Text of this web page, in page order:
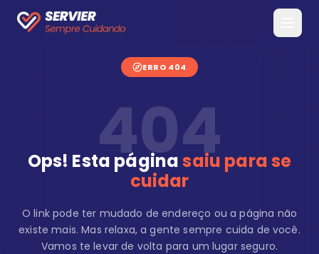
ERRO 404
404
Ops! Esta páginasaiu para se
cuidar
O link pode ter mudado de endereço ou a página não
existe mais. Mas relaxa, a gente sempre cuida de você.
Vamos te levar de volta para um lugar seguro.